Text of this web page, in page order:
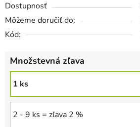
Dostupnosť
Môžeme doručiť do:
Kód:
Množstevná zľava
1 ks
2 - 9 ks = zľava 2 %